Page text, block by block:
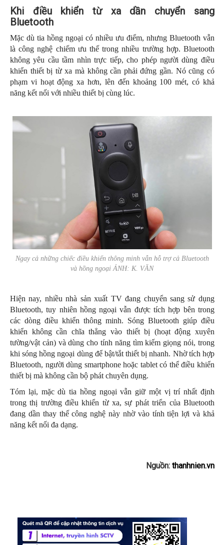
Khi điều khiển từ xa dần chuyển sang
Bluetooth
Mặc dù tia hồng ngoại có nhiều ưu điểm, nhưng Bluetooth vẫn
là công nghệ chiếm ưu thế trong nhiều trường hợp. Bluetooth
không yêu cầu tầm nhìn trực tiếp, cho phép người dùng điều
khiển thiết bị từ xa mà không cần phải đứng gần. Nó cũng có
phạm vi hoạt động xa hơn, lên đến khoảng 100 mét, có khả
năng kết nối với nhiều thiết bị cùng lúc.
Ngay cả những chiếc điều khiển thông minh vẫn hỗ trợ cả Bluetooth
và hồng ngoại ẢNH: K. VĂN
Hiện nay, nhiều nhà sản xuất TV đang chuyển sang sử dụng
Bluetooth, tuy nhiên hồng ngoại vẫn được tích hợp bên trong
các dòng điều khiển thông minh. Sóng Bluetooth giúp điều
khiển không cần chĩa thẳng vào thiết bị (hoạt động xuyên
tường/vật cản) và dùng cho tính năng tìm kiếm giọng nói, trong
khi sóng hồng ngoại dùng để bật/tắt thiết bị nhanh. Nhờ tích hợp
Bluetooth, người dùng smartphone hoặc tablet có thể điều khiển
thiết bị mà không cần bộ phát chuyên dụng.
Tóm lại, mặc dù tia hồng ngoại vẫn giữ một vị trí nhất định
trong thị trường điều khiển từ xa, sự phát triển của Bluetooth
đang dần thay thế công nghệ này nhờ vào tính tiện lợi và khả
năng kết nối đa dạng.
Nguồn: thanhnien.vn